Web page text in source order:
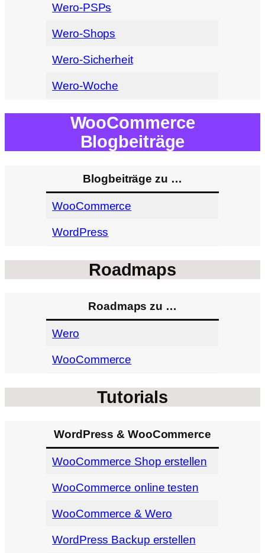
Wero-PSPs
Wero-Shops
Wero-Sicherheit
Wero-Woche
WooCommerce
Blogbeiträge
Blogbeiträge zu …
WooCommerce
WordPress
Roadmaps
Roadmaps zu …
Wero
WooCommerce
Tutorials
WordPress & WooCommerce
WooCommerce Shop erstellen
WooCommerce online testen
WooCommerce & Wero
WordPress Backup erstellen